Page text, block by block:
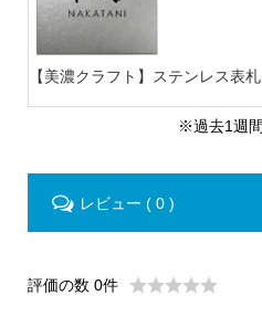
【美濃クラフト】ステンレス表
※過去1週
レビュー ( 0 )
評価の数 0件